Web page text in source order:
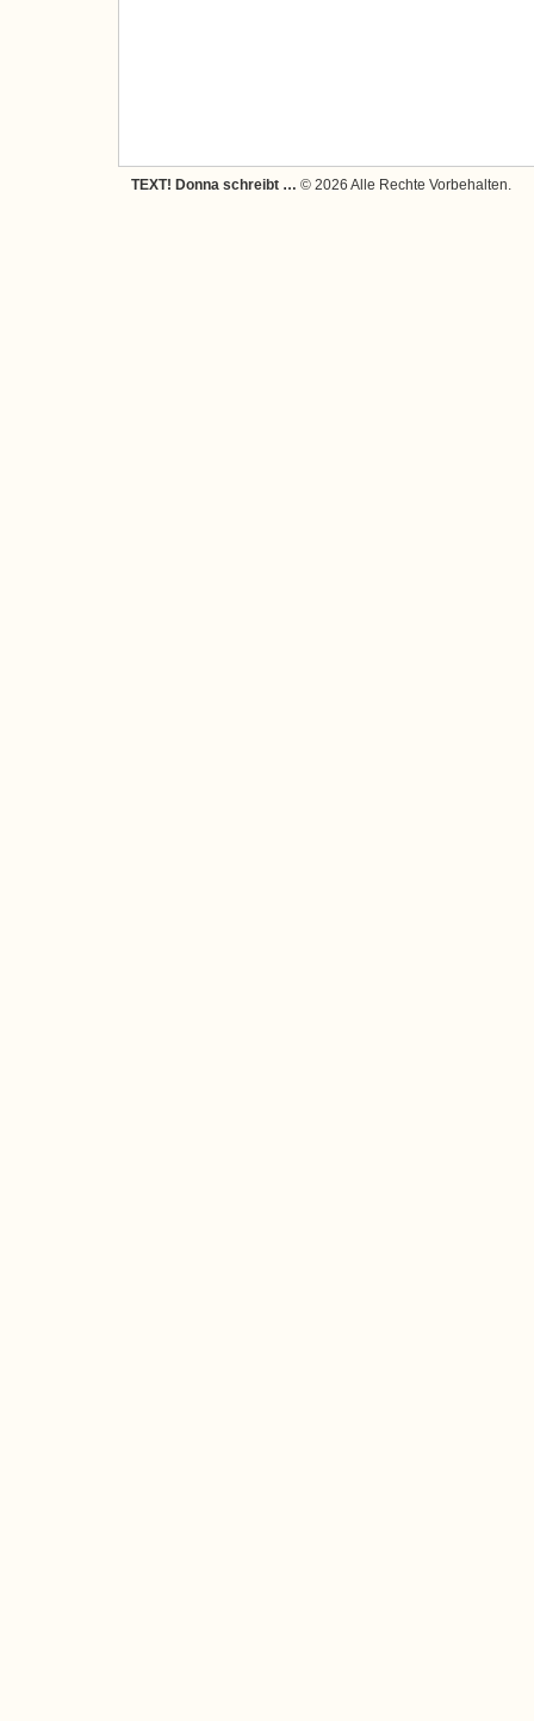
TEXT! Donna schreibt … © 2026 Alle Rechte Vorbehalten.